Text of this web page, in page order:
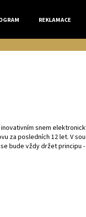
REKLAMACE
inovativním snem
za posledních 12 let. V
bude vždy držet principu